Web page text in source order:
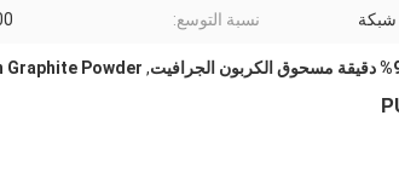
نسبة التوسع: 200
,
Graphite Powder